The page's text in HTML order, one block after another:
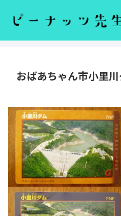
おばあちゃん市小里